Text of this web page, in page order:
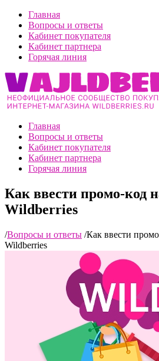
Главная
Вопросы и ответы
Кабинет покупателя
Кабинет партнера
Горячая линия
Главная
Вопросы и ответы
Кабинет покупателя
Кабинет партнера
Горячая линия
Как ввести промо-код
Wildberries
/Вопросы и ответы /Как ввести
Wildberries